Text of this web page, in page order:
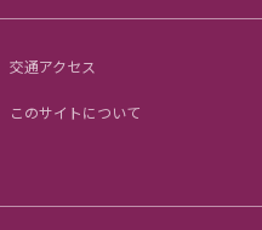
交通アクセス
このサイトについて